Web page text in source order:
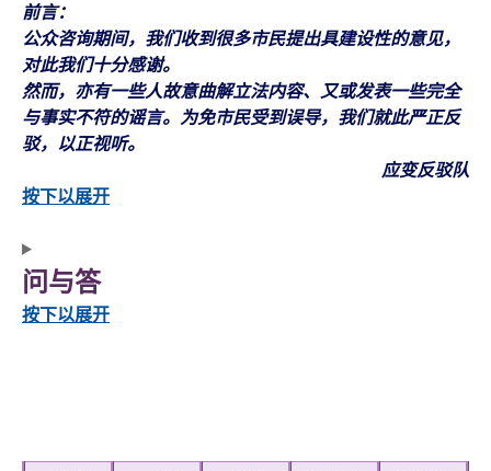
前言：
公众咨询期间，我们收到很多市民提出具建设性的意见，
对此我们十分感谢。
然而，亦有一些人故意曲解立法内容、又或发表一些完全
与事实不符的谣言。为免市民受到误导，我们就此严正反
驳，以正视听。
应变反驳队
按下以展开
问与答
按下以展开